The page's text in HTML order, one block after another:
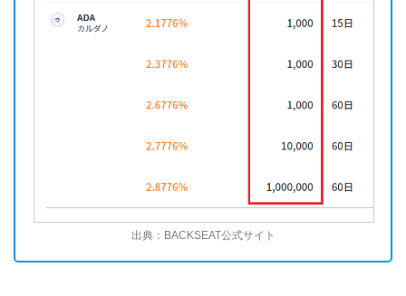
出典：BACKSEAT公式サイト